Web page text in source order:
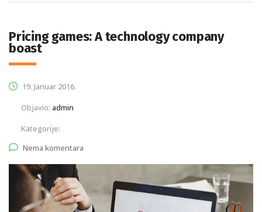
Pricing games: A technology company
boast
19. Januar 2016.
Objavio: admin
Kategorije:
Nema komentara